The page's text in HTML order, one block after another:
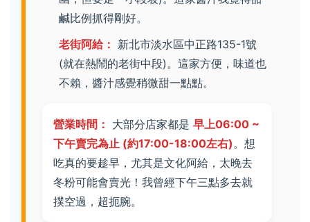
鹹比例抓得剛好。
老街阿給： 新北市淡水區中正路135-1號
(就在熱鬧的老街中段)。這家方便，味道也
不賴，醬汁感覺稍微甜一點點。
營業時間： 大部分店家都是 早上06:00 ~
下午賣完為止 (約17:00-18:00左右) 。想
吃真的要趁早，尤其是文化阿給，太晚去
冬粉可能會賣光！我曾經下午三點多去就
撲空過，超扼腕。